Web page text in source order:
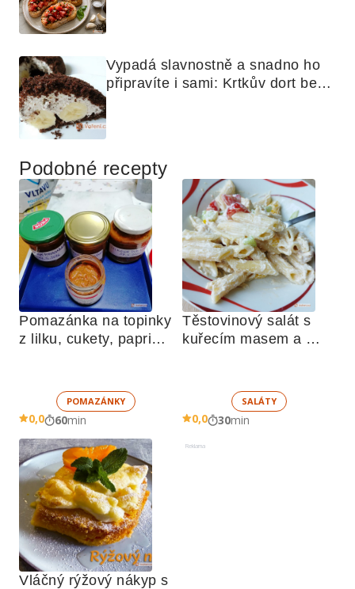
Vypadá slavnostně a snadno ho
připravíte i sami: Krtkův dort bez
Podobné recepty
Pomazánka na topinky
z lilku, cukety, paprik,
POMAZÁNKY
0,0 60min
Těstovinový salát s
kuřecím masem a
SALÁTY
0,0 30min
Vláčný rýžový nákyp s
Reklama